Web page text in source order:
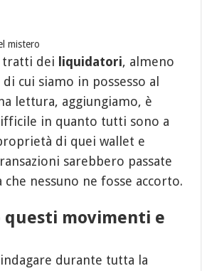
mistero
tratti dei liquidatori, almeno
cui siamo in possesso al
lettura, aggiungiamo, è
in quanto tutti sono a
di quei wallet e
sarebbero passate
che nessuno ne fosse accorto.
questi movimenti e
durante tutta la